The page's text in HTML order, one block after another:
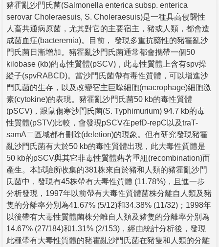
豬霍亂沙門氏菌(Salmonella enterica subsp. enterica
serovar Choleraesuis, S. Choleraesuis)是一種具高侵襲性
人畜共通病原菌，尤其對它的主要宿主，豬或人類，都會造
成菌血症(bacteremia)。目前， 發現多重抗藥性的豬霍亂沙
門氏菌日漸增加。豬霍亂沙門氏菌通常都會攜帶一個50
kilobase (kb)的毒性質體(pSCV)，此毒性質體上含有spv操
縱子(spvRABCD)。當沙門氏菌帶有毒性質體，可以增進沙
門氏菌的生存，以及改變宿主巨噬細胞(macrophage)細胞激
素(cytokine)的表現。豬霍亂沙門氏菌50 kb的毒性質體
(pSCV)，跟鼠傷寒沙門氏菌(S. Typhimurium) 94.7 kb的毒
性質體(pSTV)比較，會發現pSCV在pefD-repC以及traT-
samA二區域都有刪除(deletion)的現象。但有研究發現豬霍
亂沙門氏菌有大於50 kb的毒性質體出現，此大毒性質體是
50 kb的pSCV與其它非毒性質體藉著重組(recombination)而
產生。本試驗所收集的381株來自於豬和人類的豬霍亂沙門
氏菌中，發現有45株帶有大毒性質體 (11.78%)，且進一步
分析發現，1997年以前帶有大毒性質體菌株分離自人類及豬
隻的分離率分別為41.67% (5/12)和34.38% (11/32)；1998年
以後帶有大毒性質體菌株分離自人類及豬隻的分離率分別為
14.67% (27/184)和1.31% (2/153)，經由統計分析後，發現
此種帶有大毒性質體的豬霍亂沙門氏菌在豬隻和人類的分離